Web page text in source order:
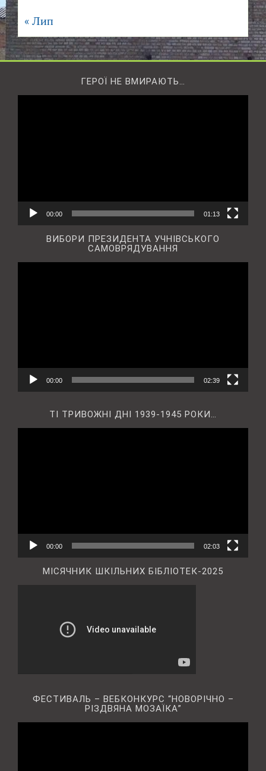
« Лип
ГЕРОЇ НЕ ВМИРАЮТЬ…
00:00 01:13
ВИБОРИ ПРЕЗИДЕНТА УЧНІВСЬКОГО
САМОВРЯДУВАННЯ
00:00 02:39
ТІ ТРИВОЖНІ ДНІ 1939-1945 РОКИ…
00:00 02:03
МІСЯЧНИК ШКІЛЬНИХ БІБЛІОТЕК-2025
ФЕСТИВАЛЬ – ВЕБКОНКУРС “НОВОРІЧНО –
РІЗДВЯНА МОЗАЇКА”